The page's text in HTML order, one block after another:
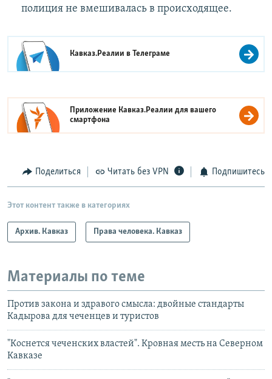
полиция не вмешивалась в происходящее.
Кавказ.Реалии вТелеграме
Приложение Кавказ.Реалии для вашего
смартфона
Поделиться Читать без VPN Подпишитесь
Этот контент также в категориях
Архив. Кавказ Права человека. Кавказ
Материалы по теме
Против закона и здравого смысла: двойные стандарты
Кадырова для чеченцев и туристов
"Коснется чеченских властей". Кровная месть на Северном
Кавказе